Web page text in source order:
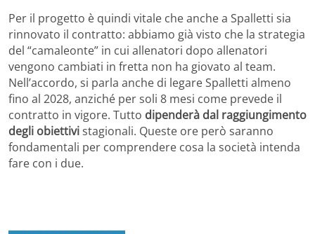
Per il progetto è quindi vitale che anche a Spalletti sia
rinnovato il contratto: abbiamo già visto che la strategia
del “camaleonte” in cui allenatori dopo allenatori
vengono cambiati in fretta non ha giovato al team.
Nell’accordo, si parla anche di legare Spalletti almeno
fino al 2028, anziché per soli 8 mesi come prevede il
contratto in vigore. Tutto dipenderà dal raggiungimento
degli obiettivistagionali. Queste ore però saranno
fondamentali per comprendere cosa la società intenda
fare con i due.